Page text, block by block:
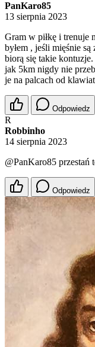
PanKaro85
13 sierpnia 2023
Gram w piłkę i trenuje
byłem , jeśli mięśnie
biorą się takie
jak 5km nigdy nie
je na palcach od
Odpowiedz
R
Robbinho
14 sierpnia 2023
@PanKaro85 przestań
Odpowiedz